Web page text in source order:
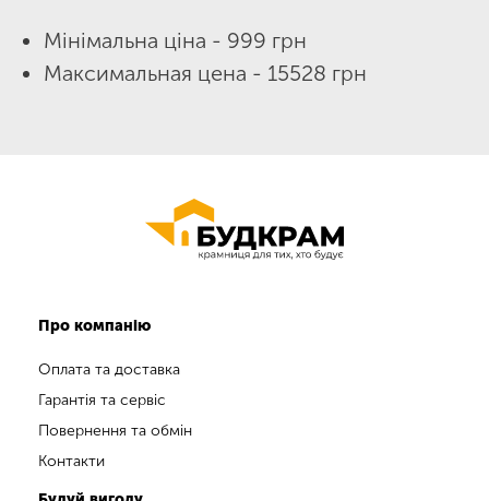
Мінімальна ціна - 999 грн
Максимальная цена - 15528 грн
Про компанію
Оплата та доставка
Гарантія та сервіс
Повернення та обмін
Контакти